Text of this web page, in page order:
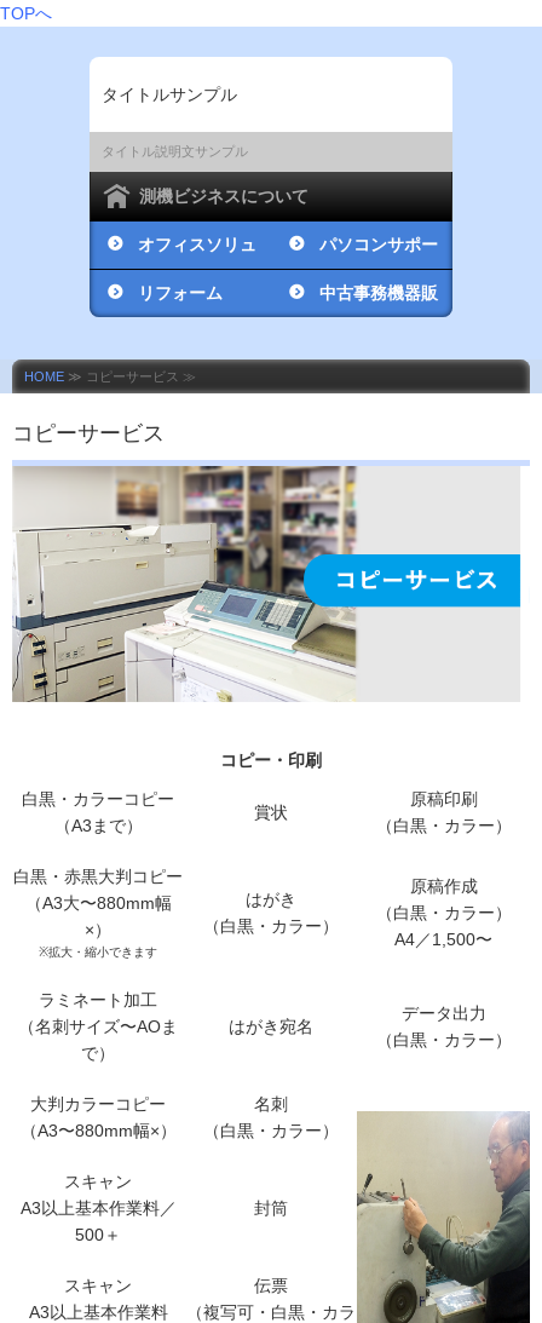
TOPへ
タイトルサンプル
タイトル説明文サンプル
測機ビジネスについて
オフィスソリュ
ーション
パソコンサポー
ト・修理
リフォーム 中古事務機器販
HOME ≫ コピーサービス ≫
コピーサービス
コピー・印刷
白黒・カラーコピー
（A3まで）
賞状
原稿印刷
（白黒・カラー）
白黒・赤黒大判コピー
（A3大〜880mm幅
×）
※拡大・縮小できます
はがき
（白黒・カラー）
原稿作成
（白黒・カラー）
A4／1,500〜
ラミネート加工
（名刺サイズ〜AOま
で）
はがき宛名
データ出力
（白黒・カラー）
大判カラーコピー
（A3〜880mm幅×）
名刺
（白黒・カラー）
スキャン
A3以上基本作業料／
500＋
封筒
スキャン
A3以上基本作業料
伝票
（複写可・白黒・カラ